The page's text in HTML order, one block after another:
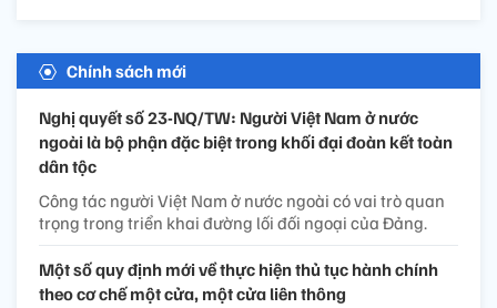
Chính sách mới
Nghị quyết số 23-NQ/TW: Người Việt Nam ở nước
ngoài là bộ phận đặc biệt trong khối đại đoàn kết toàn
dân tộc
Công tác người Việt Nam ở nước ngoài có vai trò quan
trọng trong triển khai đường lối đối ngoại của Đảng.
Một số quy định mới về thực hiện thủ tục hành chính
theo cơ chế một cửa, một cửa liên thông